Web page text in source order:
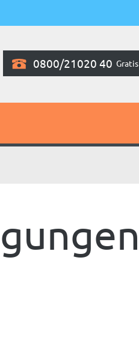
0800/21020 40 Gratis